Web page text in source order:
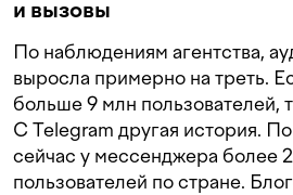
и вызовы
По наблюдениям агентства,
выросла примерно на треть.
больше 9 млн пользователей,
С Telegram другая история.
сейчас у мессенджера более
пользователей по стране.